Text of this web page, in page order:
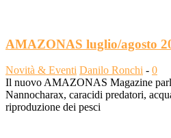
AMAZONAS luglio/agosto
Novità & Eventi Danilo Ronchi - 0
Il nuovo AMAZONAS Magazine
Nannocharax, caracidi predatori,
riproduzione dei pesci